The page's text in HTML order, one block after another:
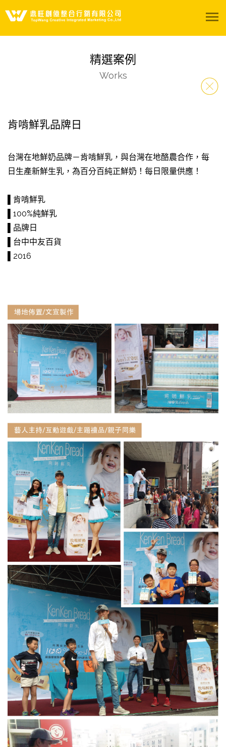
服務項目
陽光聚所
精選案例
Works
肯啃鮮乳品牌日
台灣在地鮮奶品牌－肯啃鮮乳，與台灣在地酪農合作，每
日生產新鮮生乳，為百分百純正鮮奶！每日限量供應！
▌肯啃鮮乳
▌100%純鮮乳
▌品牌日
▌台中中友百貨
▌2016